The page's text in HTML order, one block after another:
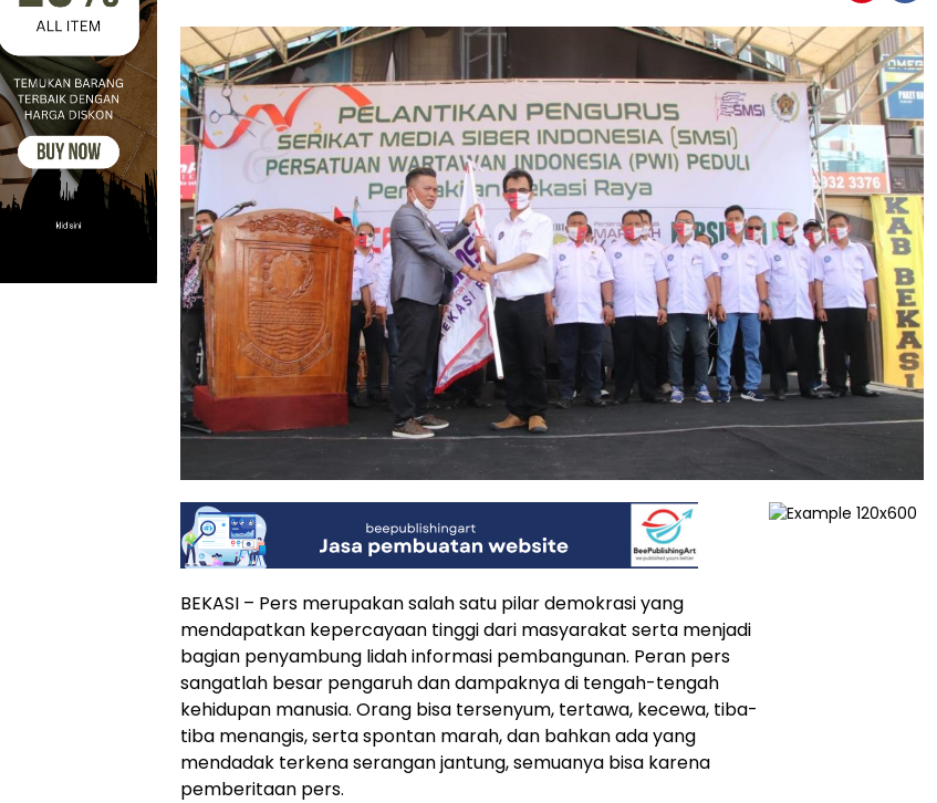
BEKASI – Pers merupakan salah satu pilar demokrasi yang
mendapatkan kepercayaan tinggi dari masyarakat serta menjadi
bagian penyambung lidah informasi pembangunan. Peran pers
sangatlah besar pengaruh dan dampaknya di tengah-tengah
kehidupan manusia. Orang bisa tersenyum, tertawa, kecewa, tiba-
tiba menangis, serta spontan marah, dan bahkan ada yang
mendadak terkena serangan jantung, semuanya bisa karena
pemberitaan pers.